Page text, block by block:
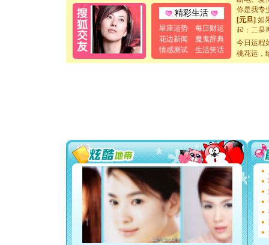
精彩生活
星座运势
每日财运
花边新闻
魔鬼辞典
情感测试
生活笑话
你是我专
[元旦]如
起；二是
[元旦]当
泣，这痛
[圣诞节]
你太多，
要平安
[圣诞节]
能正大
都要快乐
[圣诞节]
如意,快
[元旦]
看
断电。
你是我
今日运程
桃花运，